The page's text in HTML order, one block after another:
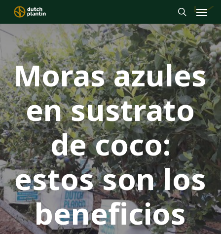
Skip
to
main
content
search
Menu
Moras azules
en sustrato
de coco:
estos son los
beneficios